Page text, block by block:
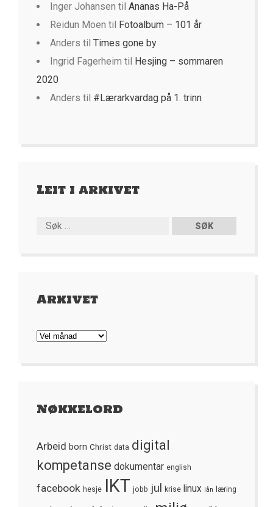
Inger Johansen til Ananas Ha-På
Reidun Moen til
Fotoalbum – 101 år
Anders til Times gone by
Ingrid Fagerheim til
Hesjing – sommaren
2020
Anders til #Lærarkvardag på 1. trinn
Leit i arkivet
Arkivet
Arkivet
Nøkkelord
Arbeid born Christ data digital
kompetanse dokumentar english
facebook hesje IKT jobb jul krise linux lån læring